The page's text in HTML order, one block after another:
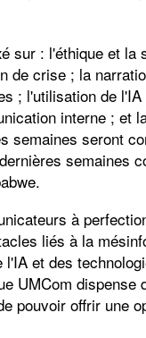
sur : l'éthique et
de crise ; la
; l'utilisation de
interne ; et
semaines seront
semaines
à
liés à la
et des
UMCom
pouvoir offrir une